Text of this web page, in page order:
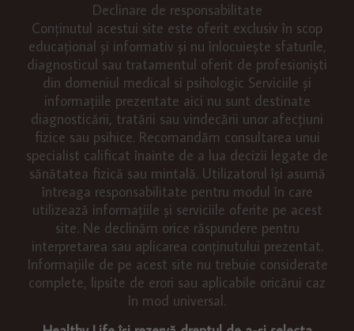
Declinare de responsabilitate
Conținutul acestui site este oferit exclusiv în scop
educațional și informativ și nu înlocuiește sfaturile,
diagnosticul sau tratamentul oferit de profesioniști
din domeniul medical si psihologic Serviciile și
informațiile prezentate aici nu sunt destinate
diagnosticării, tratării sau vindecării unor afecțiuni
fizice sau psihice. Recomandăm consultarea unui
specialist calificat înainte de a lua decizii legate de
sănătatea fizică sau mintală. Utilizatorul își asumă
întreaga responsabilitate pentru modul în care
utilizează informațiile și serviciile oferite pe acest
site. Ne declinăm orice răspundere pentru
interpretarea sau aplicarea conținutului prezentat.
Informațiile de pe acest site nu trebuie considerate
complete, lipsite de erori sau aplicabile oricărui caz
în mod universal.